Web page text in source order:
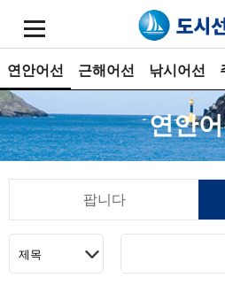
연안어선 근해어선 낚시어선
연안
팝니다